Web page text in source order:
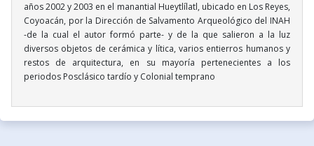
años 2002 y 2003 en el manantial Hueytlílatl, ubicado en Los Reyes,
Coyoacán, por la Dirección de Salvamento Arqueológico del INAH
-de la cual el autor formó parte- y de la que salieron a la luz
diversos objetos de cerámica y lítica, varios entierros humanos y
restos de arquitectura, en su mayoría pertenecientes a los
periodos Posclásico tardío y Colonial temprano